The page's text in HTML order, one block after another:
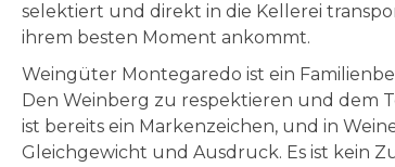
selektiert und direkt in die Kellerei
ihrem besten Moment ankommt.
Weingüter Montegaredo ist ein
Den Weinberg zu respektieren und dem
ist bereits ein Markenzeichen, und in
Gleichgewicht und Ausdruck. Es ist kein